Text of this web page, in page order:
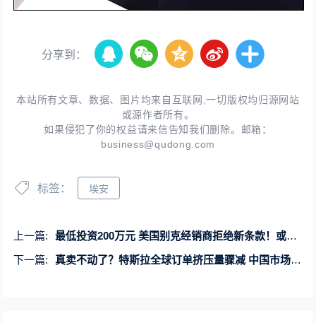
分享到：
本站所有文章、数据、图片均来自互联网,一切版权均归源网站
或源作者所有。
如果侵犯了你的权益请来信告知我们删除。邮箱：
business@qudong.com
标签： 埃安
上一篇:
最低投资200万元 美国别克经销商拒绝新条款！或被迫卖店
下一篇:
真卖不动了？特斯拉全球订单挤压量骤减 中国市场更艰难